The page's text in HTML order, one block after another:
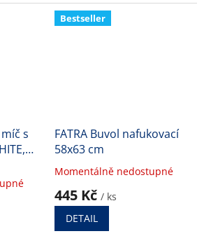
s
Bestseller
FATRA Buvol nafukovací
58x63 cm
Průměrné
produktu
4,6
Momentálně nedostupné
445 Kč / ks
DETAIL